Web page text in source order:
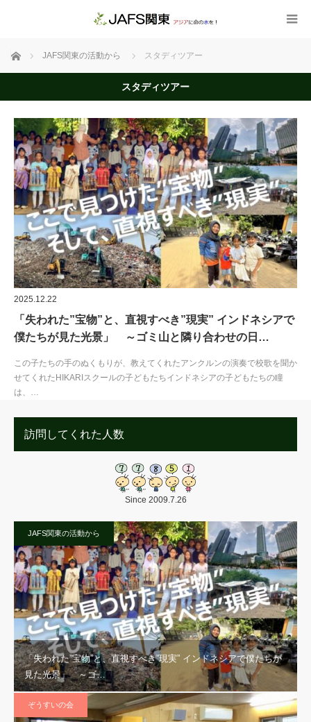
ホーム JAFS関東の活動から スタディツアー
スタディツアー
2025.12.22
「失われた”宝物”と、直視すべき”現実” インドネシアで
僕たちが見た光景」 ～ゴミ山と隣り合わせの日…
この子たちの手のぬくもりが、教えてくれたアンクルンの演奏で校歌を聞か
せてくれたHIKARIスクールの子どもたちインドネシアの子どもたちの瞳
は、…
訪問してくれた人数
Since 2009.7.26
JAFS関東の活動から
「失われた”宝物”と、直視すべき”現実” インドネシアで僕たちが
見た光景」 ～ゴ…
ぞうすいの会